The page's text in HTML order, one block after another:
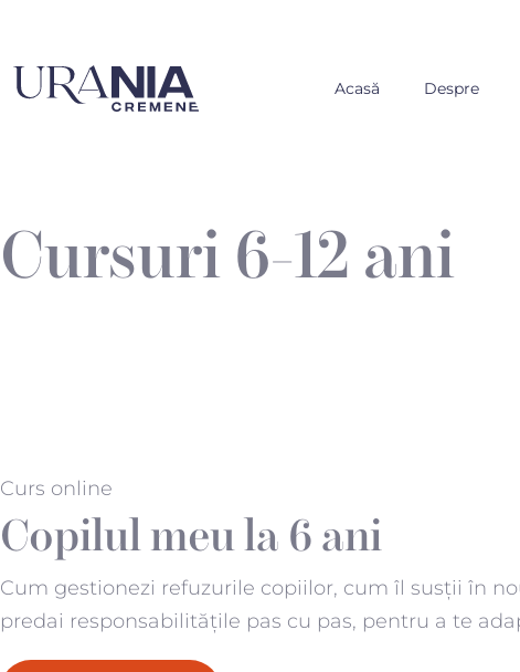
Acasă Despre
Cursuri 6-12 ani
Curs online
Copilul meu la 6 ani
Cum gestionezi refuzurile copiilor, cum îl susții în
predai responsabilitățile pas cu pas, pentru a te